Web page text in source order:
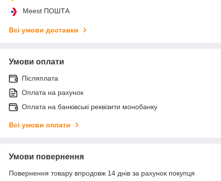
Meest ПОШТА
Всі умови доставки
Умови оплати
Післяплата
Оплата на рахунок
Оплата на банківські реквізити монобанку
Всі умови оплати
Умови повернення
Повернення товару впродовж 14 днів за рахунок покупця